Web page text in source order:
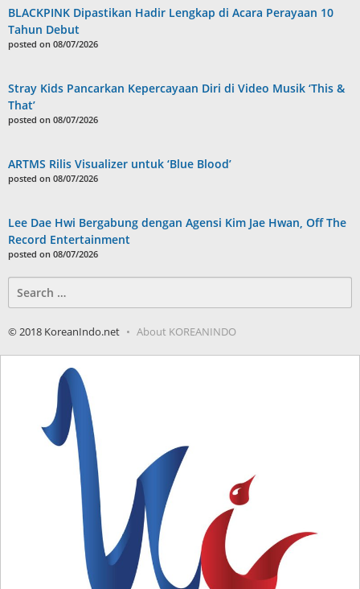
BLACKPINK Dipastikan Hadir Lengkap di Acara Perayaan 10
Tahun Debut
posted on 08/07/2026
Stray Kids Pancarkan Kepercayaan Diri di Video Musik ‘This &
That’
posted on 08/07/2026
ARTMS Rilis Visualizer untuk ‘Blue Blood’
posted on 08/07/2026
Lee Dae Hwi Bergabung dengan Agensi Kim Jae Hwan, Off The
Record Entertainment
posted on 08/07/2026
for:
© 2018 KoreanIndo.net About KOREANINDO